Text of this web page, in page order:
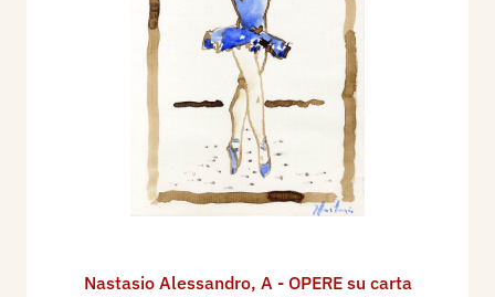
Nastasio Alessandro, A - OPERE su carta